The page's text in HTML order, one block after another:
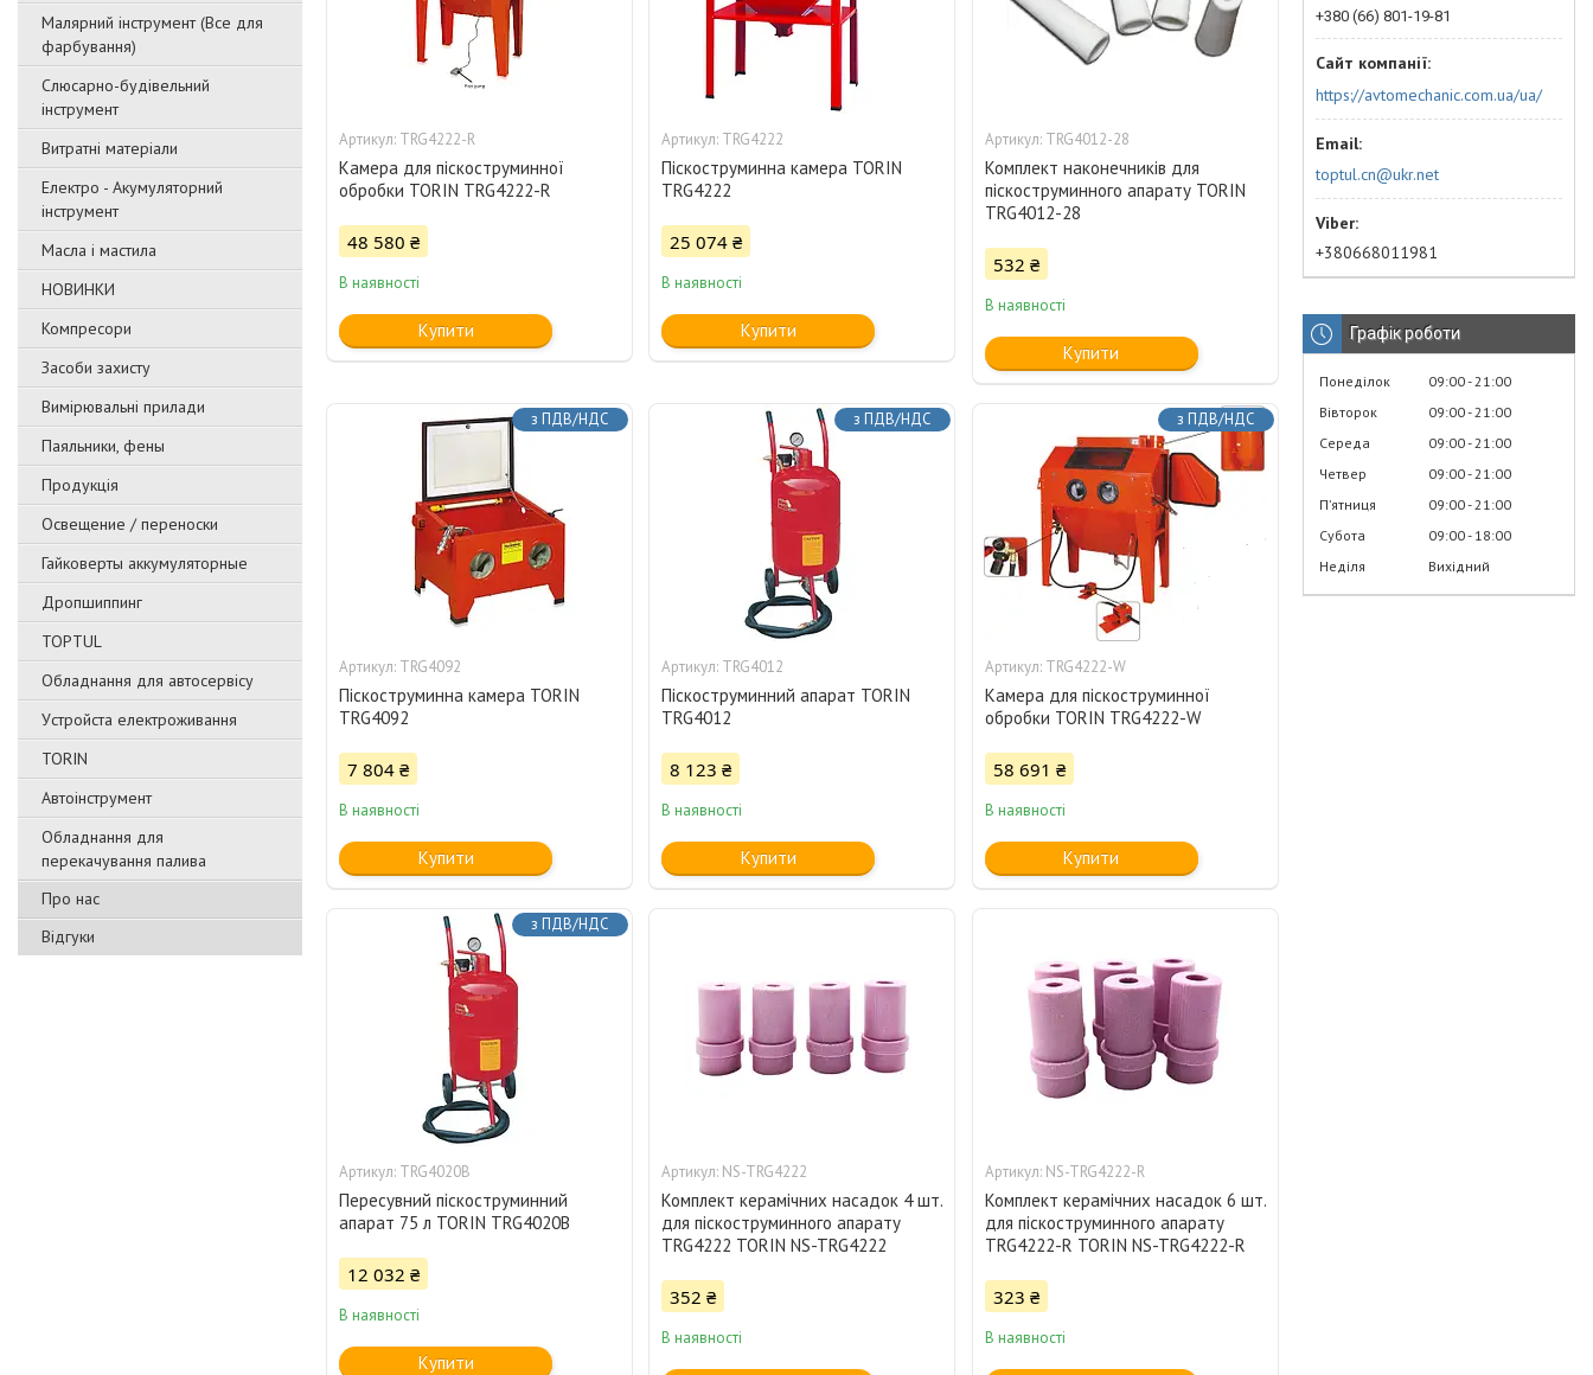
Малярний інструмент (Все для
фарбування)
Слюсарно-будівельний
інструмент
Витратні матеріали
Електро - Акумуляторний
інструмент
Масла і мастила
НОВИНКИ
Компресори
Засоби захисту
Вимірювальні прилади
Паяльники, фены
Продукція
Освещение / переноски
Гайковерты аккумуляторные
Дропшиппинг
TOPTUL
Обладнання для автосервісу
Уcтpoйстa елeктpoживання
TORIN
Автоінструмент
Обладнання для
перекачування палива
Про нас
Відгуки
TRG4222-R
Камера для піскоструминної
обробки TORIN TRG4222-R
48 580 ₴
В наявності
Купити
TRG4222
Піскоструминна камера TORIN
TRG4222
25 074 ₴
В наявності
Купити
TRG4012-28
Комплект наконечників для
піскоструминного апарату TORIN
TRG4012-28
532 ₴
В наявності
Купити
з ПДВ/НДС
TRG4092
Піскоструминна камера TORIN
TRG4092
7 804 ₴
В наявності
Купити
з ПДВ/НДС
TRG4012
Піскоструминний апарат TORIN
TRG4012
8 123 ₴
В наявності
Купити
з ПДВ/НДС
TRG4222-W
Камера для піскоструминної
обробки TORIN TRG4222-W
58 691 ₴
В наявності
Купити
з ПДВ/НДС
TRG4020B
Пересувний піскоструминний
апарат 75 л TORIN TRG4020B
12 032 ₴
В наявності
Купити
NS-TRG4222
Комплект керамічних насадок 4 шт.
для піскоструминного апарату
TRG4222 TORIN NS-TRG4222
352 ₴
В наявності
NS-TRG4222-R
Комплект керамічних насадок 6 шт.
для піскоструминного апарату
TRG4222-R TORIN NS-TRG4222-R
323 ₴
В наявності
+380 (66) 801-19-81
https://avtomechanic.com.ua/ua/
toptul.cn@ukr.net
+380668011981
Графік роботи
Понеділок 09:00 21:00
Вівторок
09:00 21:00
Середа
09:00 21:00
Четвер
09:00 21:00
Пʼятниця
09:00 21:00
Субота
09:00 18:00
Неділя
Вихідний